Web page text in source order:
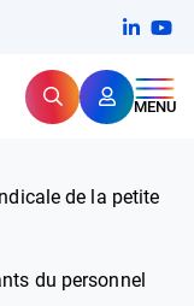
RechercherMENU
pour
de la petite
du personnel